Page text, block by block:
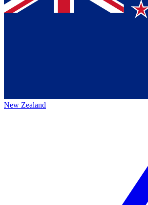
New Zealand